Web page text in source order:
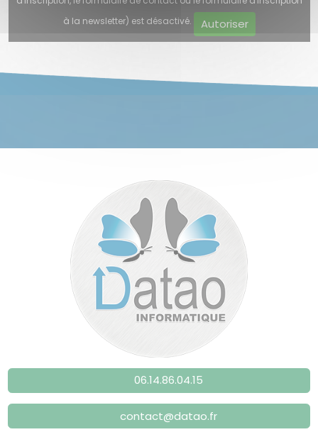
à la newsletter) est désactivé.
Autoriser
06.14.86.04.15
contact@datao.fr